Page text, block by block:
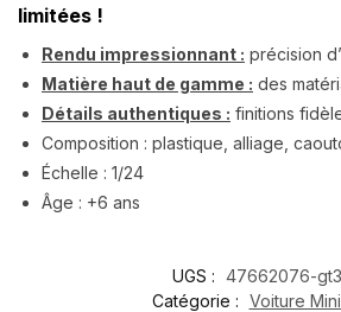
limitées !
Rendu impressionnant : précision
Matière haut de gamme : des
Détails authentiques : finitions
Composition : plastique, alliage,
Échelle : 1/24
Âge : +6 ans
UGS : 47662076-
Catégorie : Voiture